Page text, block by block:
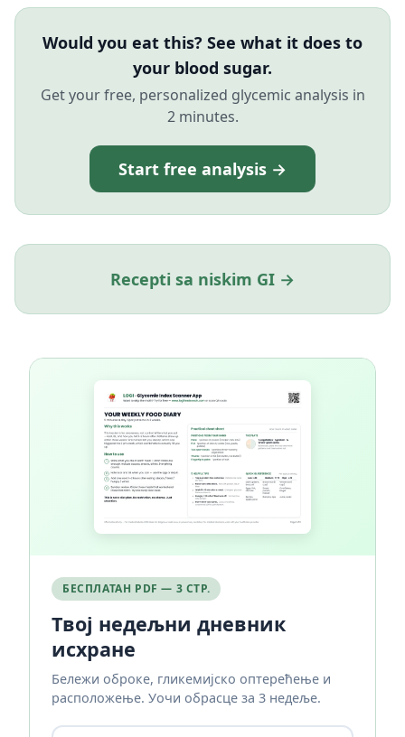
Would you eat this? See what it does to
your blood sugar.
Get your free, personalized glycemic analysis in
2 minutes.
Start free analysis →
Recepti sa niskim GI →
БЕСПЛАТАН PDF — 3 СТР.
Твој недељни дневник
исхране
Бележи оброке, гликемијско оптерећење и
расположење. Уочи обрасце за 3 недеље.